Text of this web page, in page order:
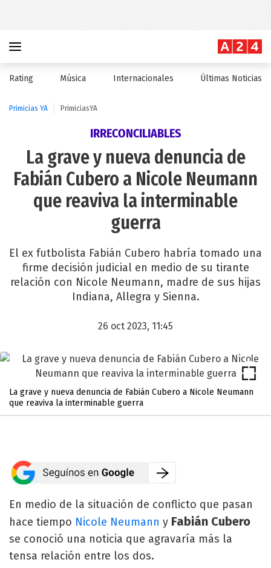
Rating Música Internacionales Últimas Noticias
Primicias YA PrimiciasYA
IRRECONCILIABLES
La grave y nueva denuncia de
Fabián Cubero a Nicole Neumann
que reaviva la interminable
guerra
El ex futbolista Fabián Cubero habría tomado una
firme decisión judicial en medio de su tirante
relación con Nicole Neumann, madre de sus hijas
Indiana, Allegra y Sienna.
26 oct 2023, 11:45
La grave y nueva denuncia de Fabián Cubero a Nicole Neumann
que reaviva la interminable guerra
En medio de la situación de conflicto que pasan
hace tiempo Nicole Neumann y Fabián Cubero
se conoció una noticia que agravaría más la
tensa relación entre los dos.